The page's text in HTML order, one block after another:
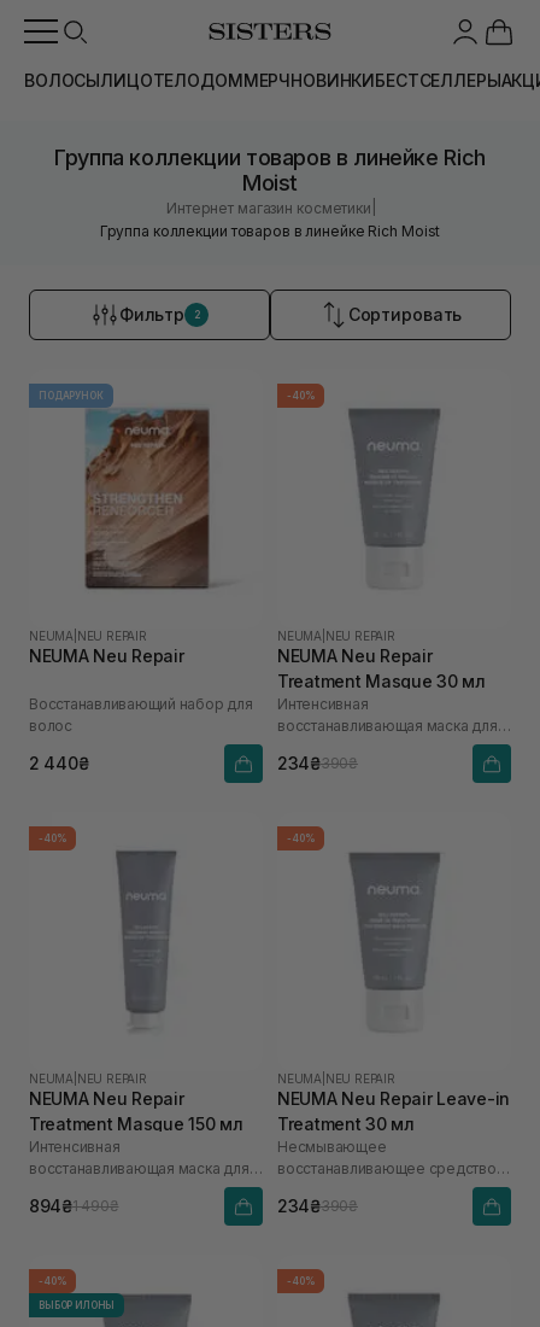
ВОЛОСЫЛИЦОТЕЛОДОММЕРЧНОВИНКИБЕСТСЕЛЛЕРЫ
Группа коллекции товаров в линейке Rich
Moist
Интернет магазин косметики
Группа коллекции товаров в линейке Rich Moist
Фильтр 2 Сортировать
ПОДАРУНОК
NEUMA NEU REPAIR
NEUMA Neu Repair
Восстанавливающий набор для
волос
2 440₴
-40%
NEUMA NEU REPAIR
NEUMA Neu Repair
Treatment Masque 30 мл
Интенсивная
восстанавливающая маска для
234₴390₴
-40%
NEUMA NEU REPAIR
NEUMA Neu Repair
Treatment Masque 150 мл
Интенсивная
восстанавливающая маска для
894₴1 490₴
-40%
NEUMA NEU REPAIR
NEUMA Neu Repair Leave-in
Treatment 30 мл
Несмывающее
восстанавливающее средство
234₴390₴
-40%
ВЫБОР ИЛОНЫ
-40%